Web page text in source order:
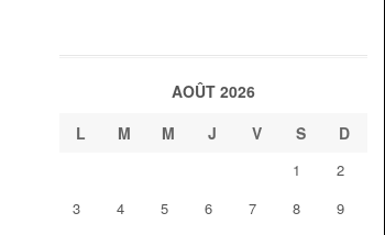
AOÛT 2026
L
M M J V S D
1
2
3
4 5 6 7 8
9